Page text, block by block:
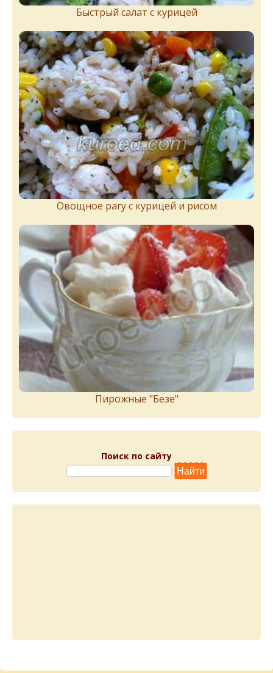
Быстрый салат с курицей
Овощное рагу с курицей и рисом
Пирожныe "Бeзe"
Поиск по сайту